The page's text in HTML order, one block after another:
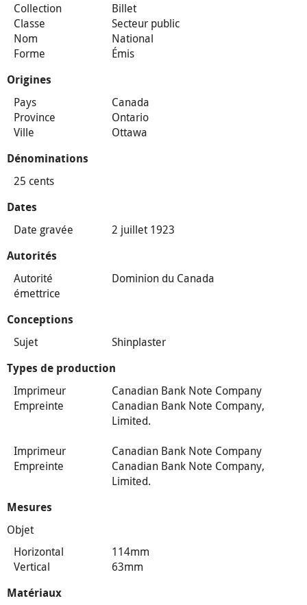
Collection
Billet
Classe
Secteur public
Nom
National
Forme
Émis
Origines
Pays
Canada
Province
Ontario
Ville
Ottawa
Dénominations
25 cents
Dates
Date gravée 2 juillet 1923
Autorités
Autorité
émettrice
Dominion du Canada
Conceptions
Sujet Shinplaster
Types de production
Imprimeur
Canadian Bank Note Company
Empreinte
Canadian Bank Note Company,
Limited.
Imprimeur
Canadian Bank Note Company
Empreinte
Canadian Bank Note Company,
Limited.
Mesures
Objet
Horizontal
114mm
Vertical
63mm
Matériaux